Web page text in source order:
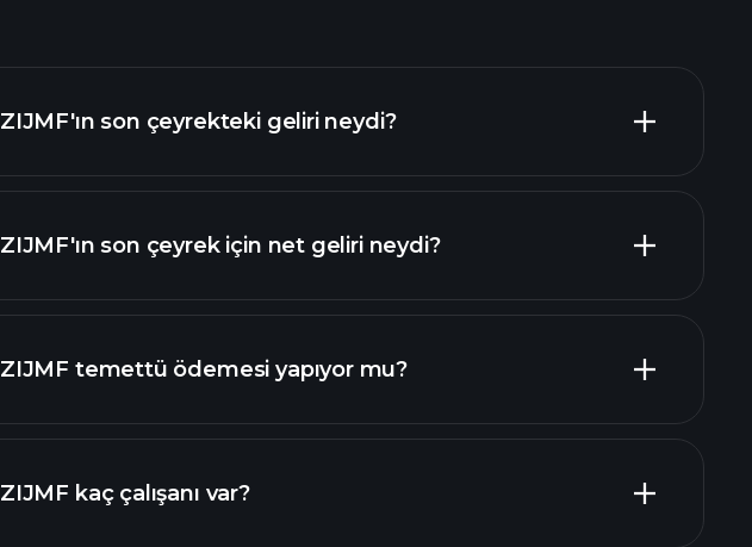
ZIJMF'ın son çeyrekteki geliri neydi?
mali raporlar
ZIJMF'ın son çeyrek için net geliri neydi?
ZIJMF temettü ödemesi yapıyor mu?
ZIJMF kaç çalışanı var?